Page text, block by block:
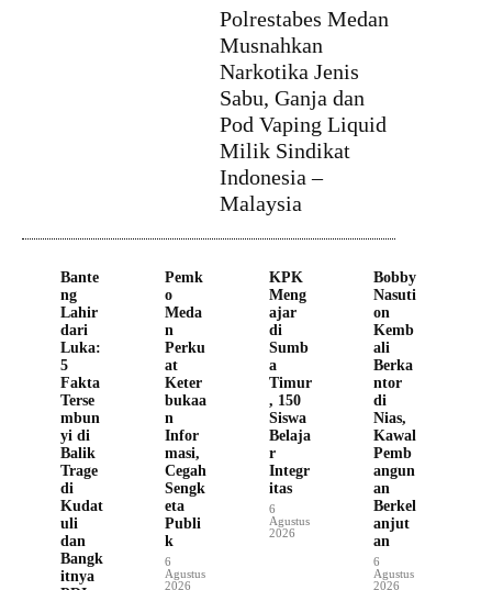
Polrestabes Medan
Musnahkan
Narkotika Jenis
Sabu, Ganja dan
Pod Vaping Liquid
Milik Sindikat
Indonesia –
Malaysia
Bante
ng
Lahir
dari
Luka:
5
Fakta
Terse
mbun
yi di
Balik
Trage
di
Kudat
uli
dan
Bangk
itnya
Pemk
o
Meda
n
Perku
at
Keter
bukaa
n
Infor
masi,
Cegah
Sengk
eta
Publi
k
6
Agustus
2026
KPK
Meng
ajar
di
Sumb
a
Timur
, 150
Siswa
Belaja
r
Integr
itas
6
Agustus
2026
Bobby
Nasuti
on
Kemb
ali
Berka
ntor
di
Nias,
Kawal
Pemb
angun
an
Berkel
anjut
an
6
Agustus
2026